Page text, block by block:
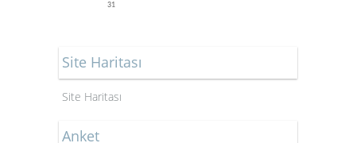
31
Site Haritası
Site Haritası
Anket